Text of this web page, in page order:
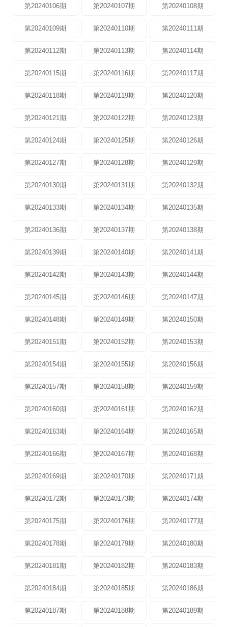
第20240106期 第20240107期 第20240108期
第20240109期 第20240110期 第20240111期
第20240112期 第20240113期 第20240114期
第20240115期 第20240116期 第20240117期
第20240118期 第20240119期 第20240120期
第20240121期 第20240122期 第20240123期
第20240124期 第20240125期 第20240126期
第20240127期 第20240128期 第20240129期
第20240130期 第20240131期 第20240132期
第20240133期 第20240134期 第20240135期
第20240136期 第20240137期 第20240138期
第20240139期 第20240140期 第20240141期
第20240142期 第20240143期 第20240144期
第20240145期 第20240146期 第20240147期
第20240148期 第20240149期 第20240150期
第20240151期 第20240152期 第20240153期
第20240154期 第20240155期 第20240156期
第20240157期 第20240158期 第20240159期
第20240160期 第20240161期 第20240162期
第20240163期 第20240164期 第20240165期
第20240166期 第20240167期 第20240168期
第20240169期 第20240170期 第20240171期
第20240172期 第20240173期 第20240174期
第20240175期 第20240176期 第20240177期
第20240178期 第20240179期 第20240180期
第20240181期 第20240182期 第20240183期
第20240184期 第20240185期 第20240186期
第20240187期 第20240188期 第20240189期